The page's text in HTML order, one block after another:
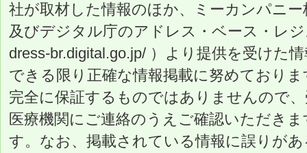
社が取材した情報のほか、ミーカンパニ
及びデジタル庁のアドレス・ベース・レ
dress-br.digital.go.jp/ ）より提供を受けた
できる限り正確な情報掲載に努めており
完全に保証するものではありませんので
医療機関にご連絡のうえご確認いただき
す。なお、掲載されている情報に誤りが